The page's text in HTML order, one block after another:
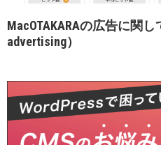
MacOTAKARAの広告に関し
advertising）